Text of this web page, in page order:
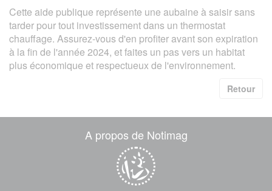
Cette aide publique représente une aubaine à saisir sans
tarder pour tout investissement dans un thermostat
chauffage. Assurez-vous d'en profiter avant son expiration
à la fin de l'année 2024, et faites un pas vers un habitat
plus économique et respectueux de l'environnement.
Retour
A propos de Notimag